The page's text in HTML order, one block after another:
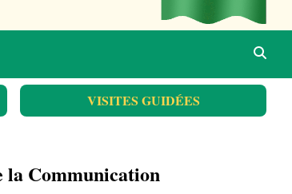
VISITES GUIDÉES
la Communication